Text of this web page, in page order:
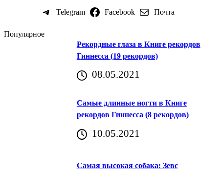
Telegram Facebook Почта
Популярное
Рекордные глаза в Книге рекордов
Гиннесса (19 рекордов)
08.05.2021
Самые длинные ногти в Книге
рекордов Гиннесса (8 рекордов)
10.05.2021
Самая высокая собака: Зевс